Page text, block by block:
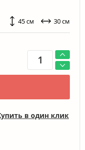
45 см 30 см
в один клик